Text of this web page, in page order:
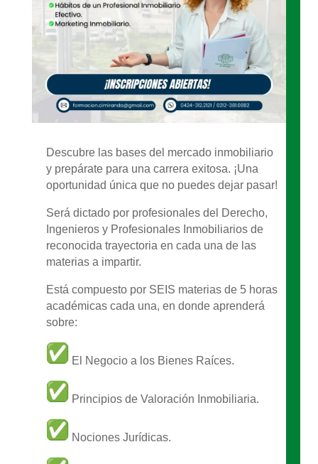
Descubre las bases del mercado inmobiliario
y prepárate para una carrera exitosa. ¡Una
oportunidad única que no puedes dejar pasar!
Será dictado por profesionales del Derecho,
Ingenieros y Profesionales Inmobiliarios de
reconocida trayectoria en cada una de las
materias a impartir.
Está compuesto por SEIS materias de 5 horas
académicas cada una, en donde aprenderá
sobre:
El Negocio a los Bienes Raíces.
Principios de Valoración Inmobiliaria.
Nociones Jurídicas.